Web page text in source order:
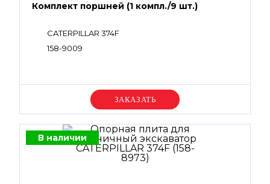
Комплект поршней (1 компл./9 шт.)
CATERPILLAR 374F
158-9009
Уточняйте цену
В наличии